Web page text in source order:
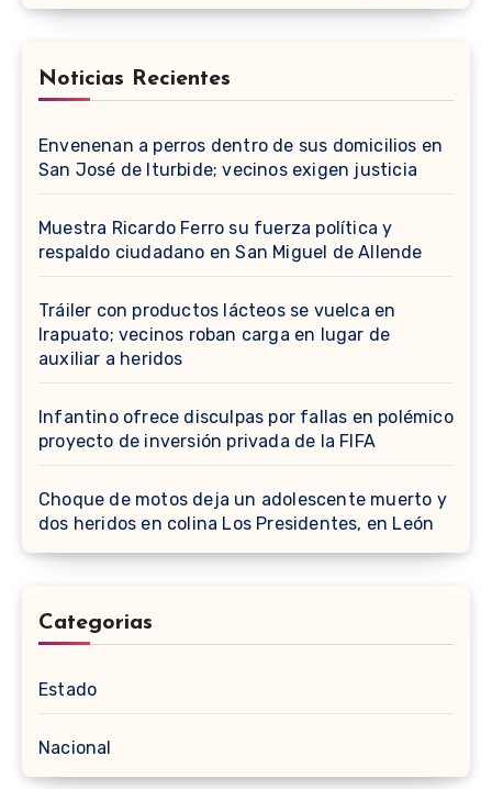
Noticias Recientes
Envenenan a perros dentro de sus domicilios en
San José de Iturbide; vecinos exigen justicia
Muestra Ricardo Ferro su fuerza política y
respaldo ciudadano en San Miguel de Allende
Tráiler con productos lácteos se vuelca en
Irapuato; vecinos roban carga en lugar de
auxiliar a heridos
Infantino ofrece disculpas por fallas en polémico
proyecto de inversión privada de la FIFA
Choque de motos deja un adolescente muerto y
dos heridos en colina Los Presidentes, en León
Categorias
Estado
Nacional